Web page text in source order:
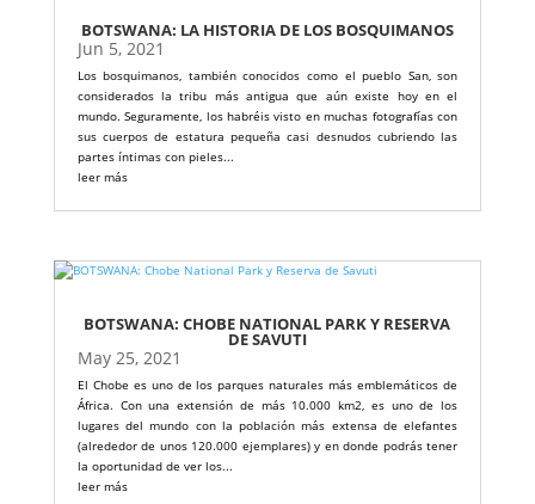
BOTSWANA: LA HISTORIA DE LOS BOSQUIMANOS
Jun 5, 2021
Los bosquimanos, también conocidos como el pueblo San, son
considerados la tribu más antigua que aún existe hoy en el
mundo. Seguramente, los habréis visto en muchas fotografías con
sus cuerpos de estatura pequeña casi desnudos cubriendo las
partes íntimas con pieles...
leer más
BOTSWANA: CHOBE NATIONAL PARK Y RESERVA
DE SAVUTI
May 25, 2021
El Chobe es uno de los parques naturales más emblemáticos de
África. Con una extensión de más 10.000 km2, es uno de los
lugares del mundo con la población más extensa de elefantes
(alrededor de unos 120.000 ejemplares) y en donde podrás tener
la oportunidad de ver los...
leer más